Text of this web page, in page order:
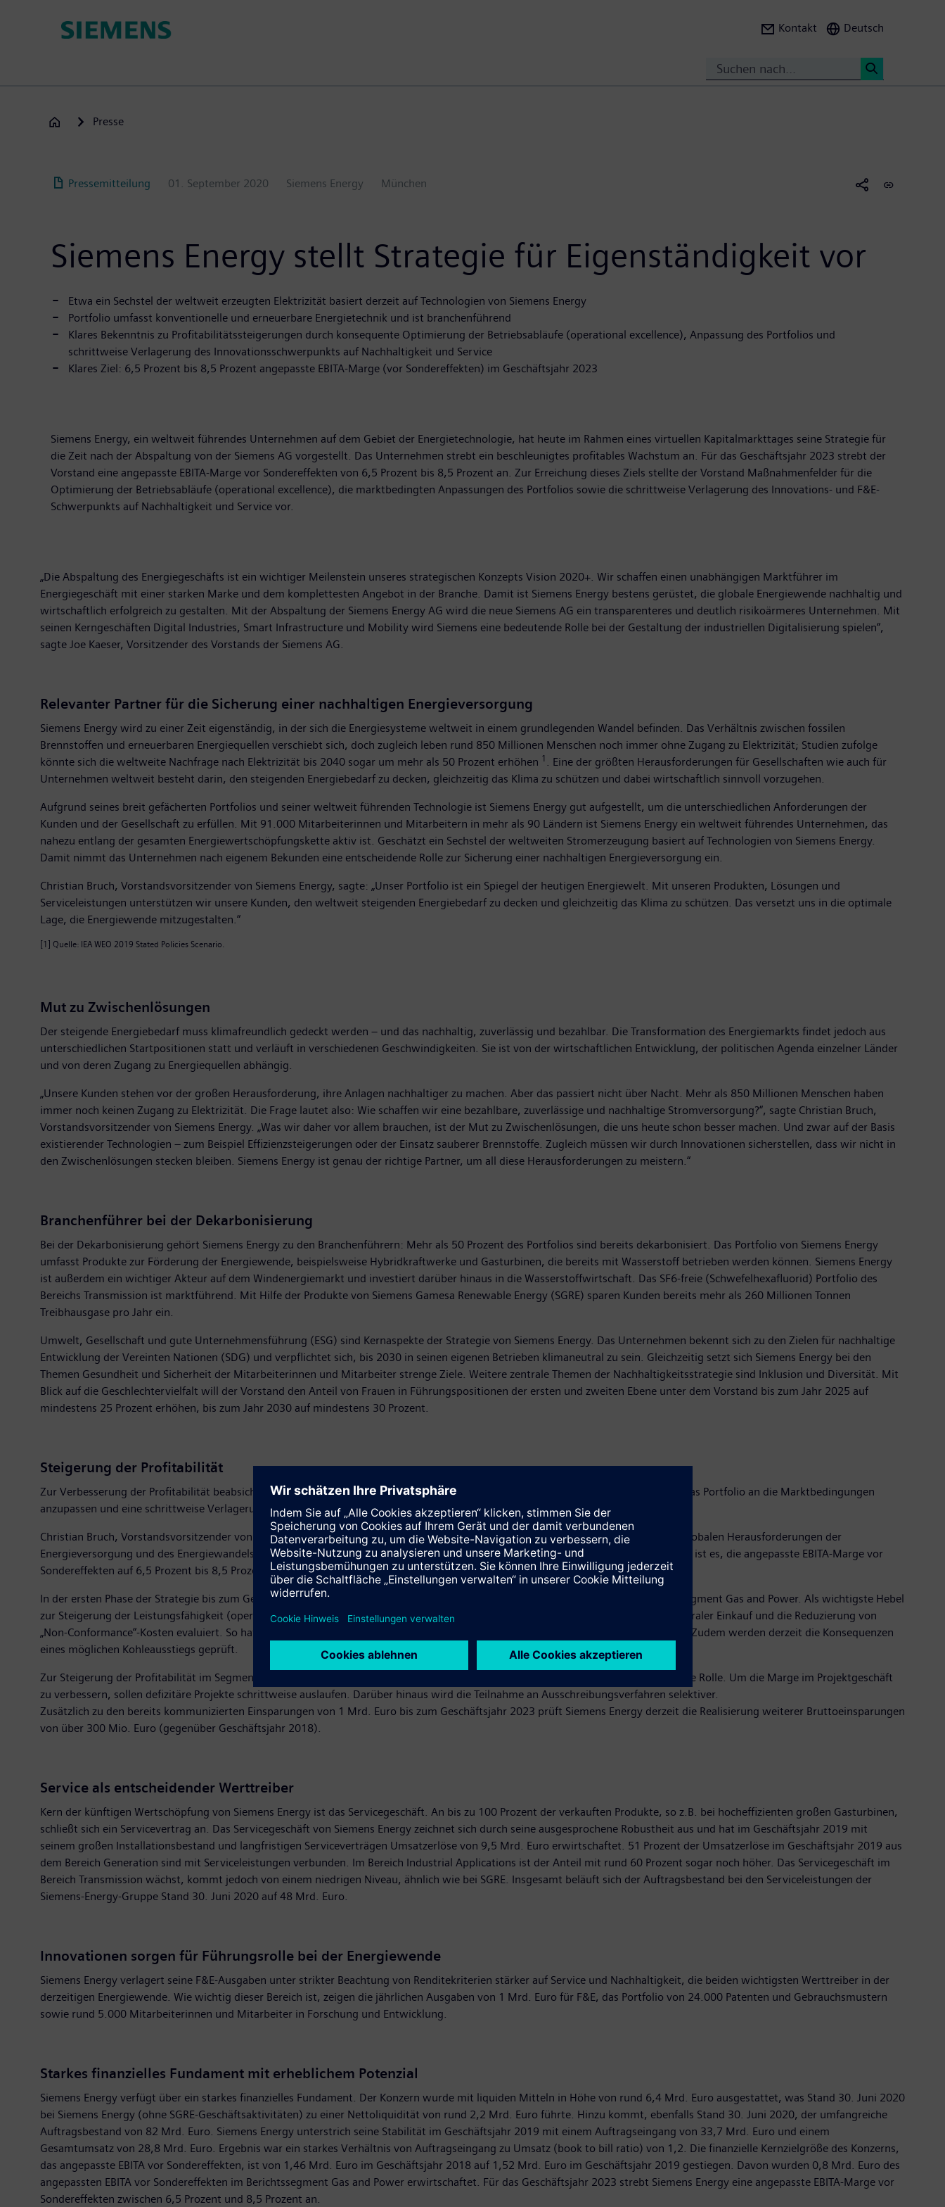
Kontakt Deutsch
Presse
Pressemitteilung 01. September 2020 Siemens Energy München
Siemens Energy stellt Strategie für Eigenständigkeit vor
Etwa ein Sechstel der weltweit erzeugten Elektrizität basiert derzeit auf Technologien von Siemens Energy
Portfolio umfasst konventionelle und erneuerbare Energietechnik und ist branchenführend
Klares Bekenntnis zu Profitabilitätssteigerungen durch konsequente Optimierung der Betriebsabläufe (operational excellence), Anpassung des Portfolios und
schrittweise Verlagerung des Innovationsschwerpunkts auf Nachhaltigkeit und Service
Klares Ziel: 6,5 Prozent bis 8,5 Prozent angepasste EBITA-Marge (vor Sondereffekten) im Geschäftsjahr 2023
Siemens Energy, ein weltweit führendes Unternehmen auf dem Gebiet der Energietechnologie, hat heute im Rahmen eines virtuellen Kapitalmarkttages seine Strategie für
die Zeit nach der Abspaltung von der Siemens AG vorgestellt. Das Unternehmen strebt ein beschleunigtes profitables Wachstum an. Für das Geschäftsjahr 2023 strebt der
Vorstand eine angepasste EBITA-Marge vor Sondereffekten von 6,5 Prozent bis 8,5 Prozent an. Zur Erreichung dieses Ziels stellte der Vorstand Maßnahmenfelder für die
Optimierung der Betriebsabläufe (operational excellence), die marktbedingten Anpassungen des Portfolios sowie die schrittweise Verlagerung des Innovations- und F&E-
Schwerpunkts auf Nachhaltigkeit und Service vor.
„Die Abspaltung des Energiegeschäfts ist ein wichtiger Meilenstein unseres strategischen Konzepts Vision 2020+. Wir schaffen einen unabhängigen Marktführer im
Energiegeschäft mit einer starken Marke und dem komplettesten Angebot in der Branche. Damit ist Siemens Energy bestens gerüstet, die globale Energiewende nachhaltig und
wirtschaftlich erfolgreich zu gestalten. Mit der Abspaltung der Siemens Energy AG wird die neue Siemens AG ein transparenteres und deutlich risikoärmeres Unternehmen. Mit
seinen Kerngeschäften Digital Industries, Smart Infrastructure und Mobility wird Siemens eine bedeutende Rolle bei der Gestaltung der industriellen Digitalisierung spielen“,
sagte Joe Kaeser, Vorsitzender des Vorstands der Siemens AG.
Relevanter Partner für die Sicherung einer nachhaltigen Energieversorgung
Siemens Energy wird zu einer Zeit eigenständig, in der sich die Energiesysteme weltweit in einem grundlegenden Wandel befinden. Das Verhältnis zwischen fossilen
Brennstoffen und erneuerbaren Energiequellen verschiebt sich, doch zugleich leben rund 850 Millionen Menschen noch immer ohne Zugang zu Elektrizität; Studien zufolge
könnte sich die weltweite Nachfrage nach Elektrizität bis 2040 sogar um mehr als 50 Prozent erhöhen 1
. Eine der größten Herausforderungen für Gesellschaften wie auch für
Unternehmen weltweit besteht darin, den steigenden Energiebedarf zu decken, gleichzeitig das Klima zu schützen und dabei wirtschaftlich sinnvoll vorzugehen.
Aufgrund seines breit gefächerten Portfolios und seiner weltweit führenden Technologie ist Siemens Energy gut aufgestellt, um die unterschiedlichen Anforderungen der
Kunden und der Gesellschaft zu erfüllen. Mit 91.000 Mitarbeiterinnen und Mitarbeitern in mehr als 90 Ländern ist Siemens Energy ein weltweit führendes Unternehmen, das
nahezu entlang der gesamten Energiewertschöpfungskette aktiv ist. Geschätzt ein Sechstel der weltweiten Stromerzeugung basiert auf Technologien von Siemens Energy.
Damit nimmt das Unternehmen nach eigenem Bekunden eine entscheidende Rolle zur Sicherung einer nachhaltigen Energieversorgung ein.
Christian Bruch, Vorstandsvorsitzender von Siemens Energy, sagte: „Unser Portfolio ist ein Spiegel der heutigen Energiewelt. Mit unseren Produkten, Lösungen und
Serviceleistungen unterstützen wir unsere Kunden, den weltweit steigenden Energiebedarf zu decken und gleichzeitig das Klima zu schützen. Das versetzt uns in die optimale
Lage, die Energiewende mitzugestalten.“
[1] Quelle: IEA WEO 2019 Stated Policies Scenario.
Mut zu Zwischenlösungen
Der steigende Energiebedarf muss klimafreundlich gedeckt werden – und das nachhaltig, zuverlässig und bezahlbar. Die Transformation des Energiemarkts findet jedoch aus
unterschiedlichen Startpositionen statt und verläuft in verschiedenen Geschwindigkeiten. Sie ist von der wirtschaftlichen Entwicklung, der politischen Agenda einzelner Länder
und von deren Zugang zu Energiequellen abhängig.
„Unsere Kunden stehen vor der großen Herausforderung, ihre Anlagen nachhaltiger zu machen. Aber das passiert nicht über Nacht. Mehr als 850 Millionen Menschen haben
immer noch keinen Zugang zu Elektrizität. Die Frage lautet also: Wie schaffen wir eine bezahlbare, zuverlässige und nachhaltige Stromversorgung?“, sagte Christian Bruch,
Vorstandsvorsitzender von Siemens Energy. „Was wir daher vor allem brauchen, ist der Mut zu Zwischenlösungen, die uns heute schon besser machen. Und zwar auf der Basis
existierender Technologien – zum Beispiel Effizienzsteigerungen oder der Einsatz sauberer Brennstoffe. Zugleich müssen wir durch Innovationen sicherstellen, dass wir nicht in
den Zwischenlösungen stecken bleiben. Siemens Energy ist genau der richtige Partner, um all diese Herausforderungen zu meistern.“
Branchenführer bei der Dekarbonisierung
Bei der Dekarbonisierung gehört Siemens Energy zu den Branchenführern: Mehr als 50 Prozent des Portfolios sind bereits dekarbonisiert. Das Portfolio von Siemens Energy
umfasst Produkte zur Förderung der Energiewende, beispielsweise Hybridkraftwerke und Gasturbinen, die bereits mit Wasserstoff betrieben werden können. Siemens Energy
ist außerdem ein wichtiger Akteur auf dem Windenergiemarkt und investiert darüber hinaus in die Wasserstoffwirtschaft. Das SF6-freie (Schwefelhexafluorid) Portfolio des
Bereichs Transmission ist marktführend. Mit Hilfe der Produkte von Siemens Gamesa Renewable Energy (SGRE) sparen Kunden bereits mehr als 260 Millionen Tonnen
Treibhausgase pro Jahr ein.
Umwelt, Gesellschaft und gute Unternehmensführung (ESG) sind Kernaspekte der Strategie von Siemens Energy. Das Unternehmen bekennt sich zu den Zielen für nachhaltige
Entwicklung der Vereinten Nationen (SDG) und verpflichtet sich, bis 2030 in seinen eigenen Betrieben klimaneutral zu sein. Gleichzeitig setzt sich Siemens Energy bei den
Themen Gesundheit und Sicherheit der Mitarbeiterinnen und Mitarbeiter strenge Ziele. Weitere zentrale Themen der Nachhaltigkeitsstrategie sind Inklusion und Diversität. Mit
Blick auf die Geschlechtervielfalt will der Vorstand den Anteil von Frauen in Führungspositionen der ersten und zweiten Ebene unter dem Vorstand bis zum Jahr 2025 auf
mindestens 25 Prozent erhöhen, bis zum Jahr 2030 auf mindestens 30 Prozent.
Steigerung der Profitabilität
Zur Verbesserung der Profitabilität beabsichtigt der Vorstand, weltweit die Betriebsabläufe (operational excellence) zu optimieren, das Portfolio an die Marktbedingungen
anzupassen und eine schrittweise Verlagerung des Innovationsschwerpunkts auf Nachhaltigkeit und Service.
Christian Bruch, Vorstandsvorsitzender von Siemens Energy, erklärte:„Siemens Energy ist genau das richtige Unternehmen, um die globalen Herausforderungen der
Energieversorgung und des Energiewandels zu meistern. Aber eins ist auch klar: unsere Performance muss besser werden! Unser Ziel ist es, die angepasste EBITA-Marge vor
Sondereffekten auf 6,5 Prozent bis 8,5 Prozent im Geschäftsjahr 2023 zu steigern.“
In der ersten Phase der Strategie bis zum Geschäftsjahr 2023 liegt der Fokus auf der Steigerung von Profitabilität und Cashflow im Segment Gas and Power. Als wichtigste Hebel
zur Steigerung der Leistungsfähigkeit (operational excellence) werden eine bessere Kostenstruktur, eine optimierte Logistik, ein zentraler Einkauf und die Reduzierung von
„Non-Conformance“-Kosten evaluiert. So hat Siemens Energy beispielsweise das Angebot an aeroderivativen Gasturbinen angepasst. Zudem werden derzeit die Konsequenzen
eines möglichen Kohleausstiegs geprüft.
Zur Steigerung der Profitabilität im Segment Gas and Power spielen eine bessere Projektauswahl und Projektausführung eine wichtige Rolle. Um die Marge im Projektgeschäft
zu verbessern, sollen defizitäre Projekte schrittweise auslaufen. Darüber hinaus wird die Teilnahme an Ausschreibungsverfahren selektiver.
Zusätzlich zu den bereits kommunizierten Einsparungen von 1 Mrd. Euro bis zum Geschäftsjahr 2023 prüft Siemens Energy derzeit die Realisierung weiterer Bruttoeinsparungen
von über 300 Mio. Euro (gegenüber Geschäftsjahr 2018).
Service als entscheidender Werttreiber
Kern der künftigen Wertschöpfung von Siemens Energy ist das Servicegeschäft. An bis zu 100 Prozent der verkauften Produkte, so z.B. bei hocheffizienten großen Gasturbinen,
schließt sich ein Servicevertrag an. Das Servicegeschäft von Siemens Energy zeichnet sich durch seine ausgesprochene Robustheit aus und hat im Geschäftsjahr 2019 mit
seinem großen Installationsbestand und langfristigen Serviceverträgen Umsatzerlöse von 9,5 Mrd. Euro erwirtschaftet. 51 Prozent der Umsatzerlöse im Geschäftsjahr 2019 aus
dem Bereich Generation sind mit Serviceleistungen verbunden. Im Bereich Industrial Applications ist der Anteil mit rund 60 Prozent sogar noch höher. Das Servicegeschäft im
Bereich Transmission wächst, kommt jedoch von einem niedrigen Niveau, ähnlich wie bei SGRE. Insgesamt beläuft sich der Auftragsbestand bei den Serviceleistungen der
Siemens-Energy-Gruppe Stand 30. Juni 2020 auf 48 Mrd. Euro.
Innovationen sorgen für Führungsrolle bei der Energiewende
Siemens Energy verlagert seine F&E-Ausgaben unter strikter Beachtung von Renditekriterien stärker auf Service und Nachhaltigkeit, die beiden wichtigsten Werttreiber in der
derzeitigen Energiewende. Wie wichtig dieser Bereich ist, zeigen die jährlichen Ausgaben von 1 Mrd. Euro für F&E, das Portfolio von 24.000 Patenten und Gebrauchsmustern
sowie rund 5.000 Mitarbeiterinnen und Mitarbeiter in Forschung und Entwicklung.
Starkes finanzielles Fundament mit erheblichem Potenzial
Siemens Energy verfügt über ein starkes finanzielles Fundament. Der Konzern wurde mit liquiden Mitteln in Höhe von rund 6,4 Mrd. Euro ausgestattet, was Stand 30. Juni 2020
bei Siemens Energy (ohne SGRE-Geschäftsaktivitäten) zu einer Nettoliquidität von rund 2,2 Mrd. Euro führte. Hinzu kommt, ebenfalls Stand 30. Juni 2020, der umfangreiche
Auftragsbestand von 82 Mrd. Euro. Siemens Energy unterstrich seine Stabilität im Geschäftsjahr 2019 mit einem Auftragseingang von 33,7 Mrd. Euro und einem
Gesamtumsatz von 28,8 Mrd. Euro. Ergebnis war ein starkes Verhältnis von Auftragseingang zu Umsatz (book to bill ratio) von 1,2. Die finanzielle Kernzielgröße des Konzerns,
das angepasste EBITA vor Sondereffekten, ist von 1,46 Mrd. Euro im Geschäftsjahr 2018 auf 1,52 Mrd. Euro im Geschäftsjahr 2019 gestiegen. Davon wurden 0,8 Mrd. Euro des
angepassten EBITA vor Sondereffekten im Berichtssegment Gas and Power erwirtschaftet. Für das Geschäftsjahr 2023 strebt Siemens Energy eine angepasste EBITA-Marge vor
Sondereffekten zwischen 6,5 Prozent und 8,5 Prozent an.